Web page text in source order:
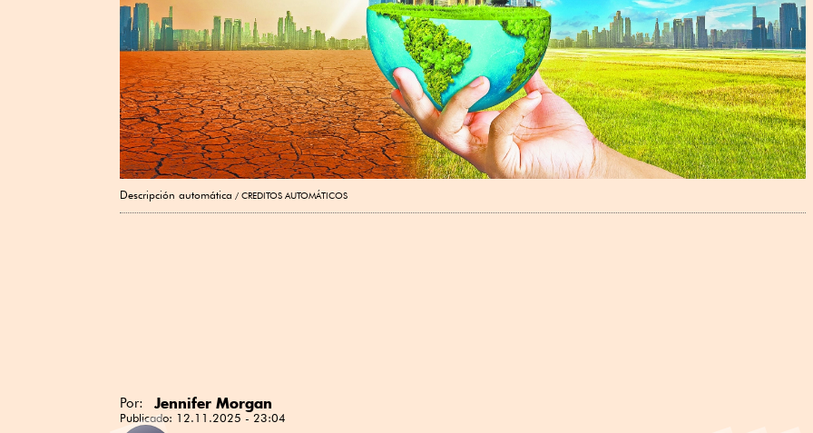
Descripción automática CREDITOS AUTOMÁTICOS
Por: Jennifer Morgan
Publicado: 12.11.2025 - 23:04